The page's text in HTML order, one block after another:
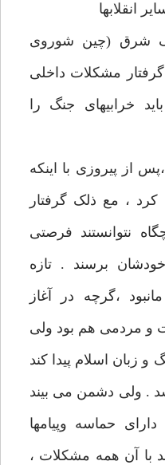
انقلابها
شرق (چین شوروی
مشکلات داخلی
خرابیهای جنگ را
از پیروزی با اینکه
، مع ذلک گرفتار
نتوانستند فرصتی
برسند . تازه
،گرچه در آغاز
و مردمی هم بود ولی
زبان اسلام پیدا کند
. ولی دشمن می بیند
حماسه وپیامها
با آن همه مشکلات ،